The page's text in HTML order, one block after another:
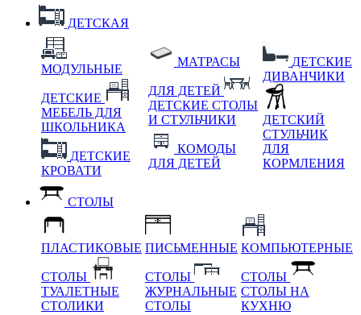
ДЕТСКАЯ
МОДУЛЬНЫЕ
ДЕТСКИЕ
МЕБЕЛЬ ДЛЯ
ШКОЛЬНИКА
ДЕТСКИЕ
КРОВАТИ
МАТРАСЫ
ДЛЯ ДЕТЕЙ
ДЕТСКИЕ СТОЛЫ
И СТУЛЬЧИКИ
КОМОДЫ
ДЛЯ ДЕТЕЙ
ДЕТСКИЕ
ДИВАНЧИКИ
ДЕТСКИЙ
СТУЛЬЧИК
ДЛЯ
КОРМЛЕНИЯ
СТОЛЫ
ПЛАСТИКОВЫЕ
СТОЛЫ
ТУАЛЕТНЫЕ
СТОЛИКИ
ПИСЬМЕННЫЕ
СТОЛЫ
ЖУРНАЛЬНЫЕ
СТОЛЫ
КОМПЬЮТЕРНЫЕ
СТОЛЫ
СТОЛЫ НА
КУХНЮ